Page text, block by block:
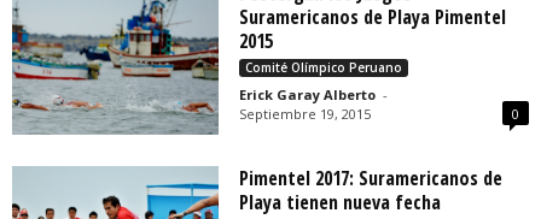
Suramericanos de Playa Pimentel
2015
Comité Olímpico Peruano
Erick Garay Alberto -
Septiembre 19, 2015
0
Pimentel 2017: Suramericanos de
Playa tienen nueva fecha